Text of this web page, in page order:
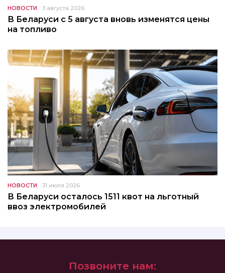
НОВОСТИ 3 августа 2026
В Беларуси с 5 августа вновь изменятся цены
на топливо
НОВОСТИ 31 июля 2026
В Беларуси осталось 1511 квот на льготный
ввоз электромобилей
Позвоните нам: